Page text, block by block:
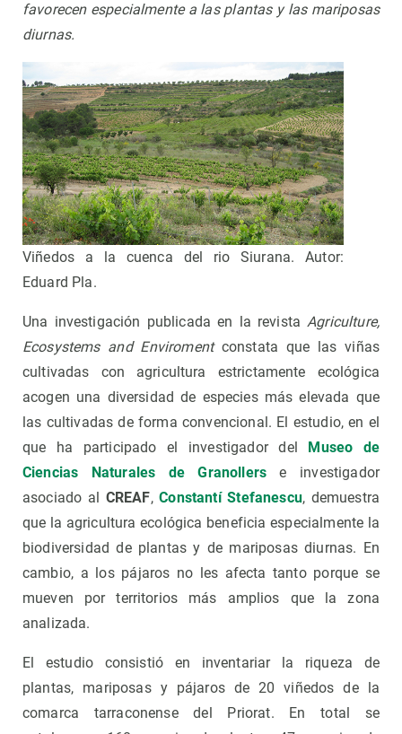
favorecen especialmente a las plantas y las mariposas
diurnas.
Viñedos a la cuenca del rio Siurana. Autor:
Eduard Pla.
Una investigación publicada en la revistaAgriculture,
Ecosystems and Enviroment constata que las viñas
cultivadas con agricultura estrictamente ecológica
acogen una diversidad de especies más elevada que
las cultivadas de forma convencional. El estudio, en el
que ha participado el investigador del Museo de
Ciencias Naturales de Granollers e investigador
asociado al CREAF,Constantí Stefanescu, demuestra
que la agricultura ecológica beneficia especialmente la
biodiversidad de plantas y de mariposas diurnas. En
cambio, a los pájaros no les afecta tanto porque se
mueven por territorios más amplios que la zona
analizada.
El estudio consistió en inventariar la riqueza de
plantas, mariposas y pájaros de 20 viñedos de la
comarca tarraconense del Priorat. En total se